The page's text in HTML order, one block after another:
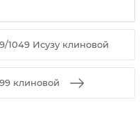
1049 Исузу клиновой
клиновой